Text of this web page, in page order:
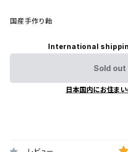
国産手作り飴
International
Sold out
日本国内にお住ま